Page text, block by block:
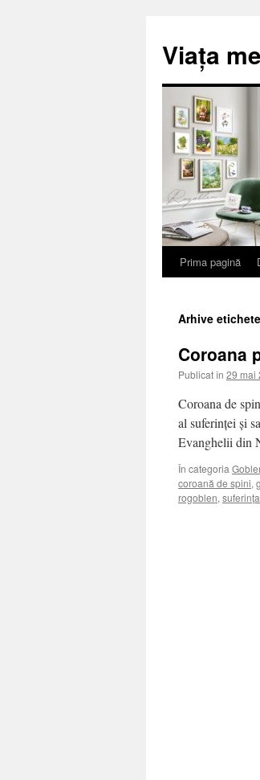
Viața
Sari
conținut
Prima pagină
Arhive
Coroana
Publicat în 29 mai
Coroana de
al suferinței și
Evanghelii din
În categoria
coroană de spini,
rogoblen, suferința